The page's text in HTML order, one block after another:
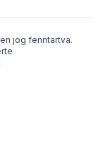
jog fenntartva.